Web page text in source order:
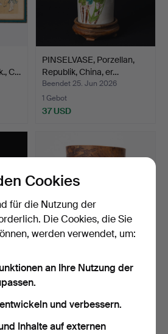
C…
PINSELVASE, Porzellan,
Republik, China, er…
Beendet 25. Jun 2026
1 Gebot
37 USD
PINSELVASE, Bambus,
China, Qing-Dynastie 1…
13 Gebote
Cookies
für die Nutzung der
Die Cookies, die Sie
werden verwendet, um:
an Ihre Nutzung der
und verbessern.
Inhalte auf externen